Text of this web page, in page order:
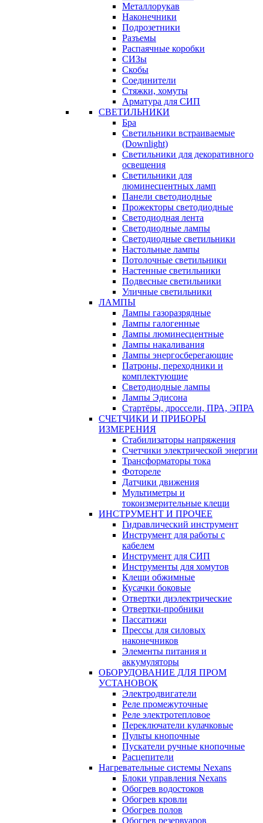
Металлорукав
Наконечники
Подрозетники
Разъемы
Распаячные коробки
СИЗы
Скобы
Соединители
Стяжки, хомуты
Арматура для СИП
СВЕТИЛЬНИКИ
Бра
Светильники встраиваемые
(Downlight)
Светильники для декоративного
освещения
Светильники для
люминесцентных ламп
Панели светодиодные
Прожекторы светодиодные
Светодиодная лента
Светодиодные лампы
Светодиодные светильники
Настольные лампы
Потолочные светильники
Настенные светильники
Подвесные светильники
Уличные светильники
ЛАМПЫ
Лампы газоразрядные
Лампы галогенные
Лампы люминесцентные
Лампы накаливания
Лампы энергосберегающие
Патроны, переходники и
комплектующие
Светодиодные лампы
Лампы Эдисона
Стартёры, дроссели, ПРА, ЭПРА
СЧЕТЧИКИ И ПРИБОРЫ
ИЗМЕРЕНИЯ
Стабилизаторы напряжения
Счетчики электрической энергии
Трансформаторы тока
Фотореле
Датчики движения
Мультиметры и
токоизмерительные клещи
ИНСТРУМЕНТ И ПРОЧЕЕ
Гидравлический инструмент
Инструмент для работы с
кабелем
Инструмент для СИП
Инструменты для хомутов
Клещи обжимные
Кусачки боковые
Отвертки диэлектрические
Отвертки-пробники
Пассатижи
Прессы для силовых
наконечников
Элементы питания и
аккумуляторы
ОБОРУДОВАНИЕ ДЛЯ ПРОМ
УСТАНОВОК
Электродвигатели
Реле промежуточные
Реле электротепловое
Переключатели кулачковые
Пульты кнопочные
Пускатели ручные кнопочные
Расцепители
Нагревательные системы Nexans
Блоки управления Nexans
Обогрев водостоков
Обогрев кровли
Обогрев полов
Обогрев резервуаров